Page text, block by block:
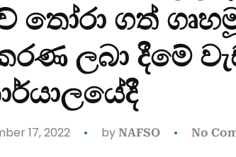
තෝරා ගත්
ලබා දීමේ
17, 2022 by NAFSO No